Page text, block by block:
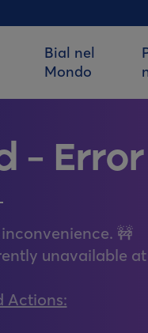
Bial nel
Mondo
–
🚧
unavailable
Actions: